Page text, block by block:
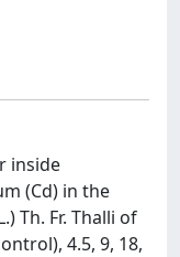
inside
(Cd) in the
Th. Fr. Thalli of
4.5, 9, 18,